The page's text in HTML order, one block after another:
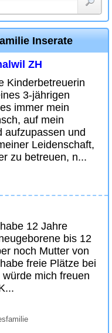
Inserate
ZH
Kinderbetreuerin
3-jährigen
immer mein
auf mein
aufzupassen und
Leidenschaft,
zu betreuen, n...
12 Jahre
bis 12
noch Mutter von
freie Plätze bei
mich freuen